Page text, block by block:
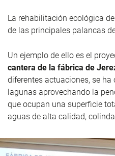
La rehabilitación ecológica
de las principales palancas
Un ejemplo de ello es el
cantera de la fábrica de
diferentes actuaciones, se
lagunas aprovechando la
que ocupan una superficie
aguas de alta calidad,